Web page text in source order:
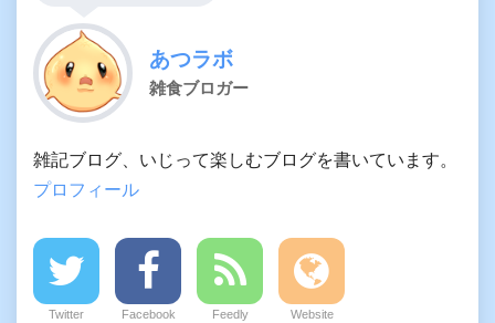
あつラボ
雑食ブロガー
雑記ブログ、いじって楽しむブログを書いています。
プロフィール
Twitter Facebook Feedly Website